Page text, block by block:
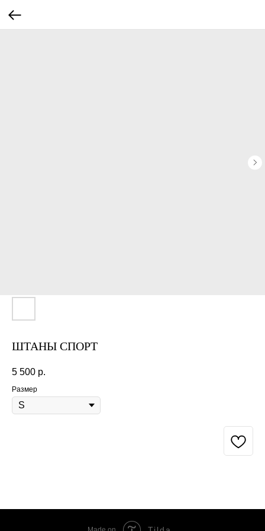
ШТАНЫ СПОРТ
5 500 р.
Размер